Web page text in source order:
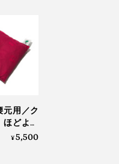
な部位を温め＆冷やし
ふわっと漂うのです
ならない」、「ちょっ
かれました。
洗っていただくと緩和
うちに「発酵したての
心感を抱くようになり
元用／ク
どよい
で、じん
¥5,500